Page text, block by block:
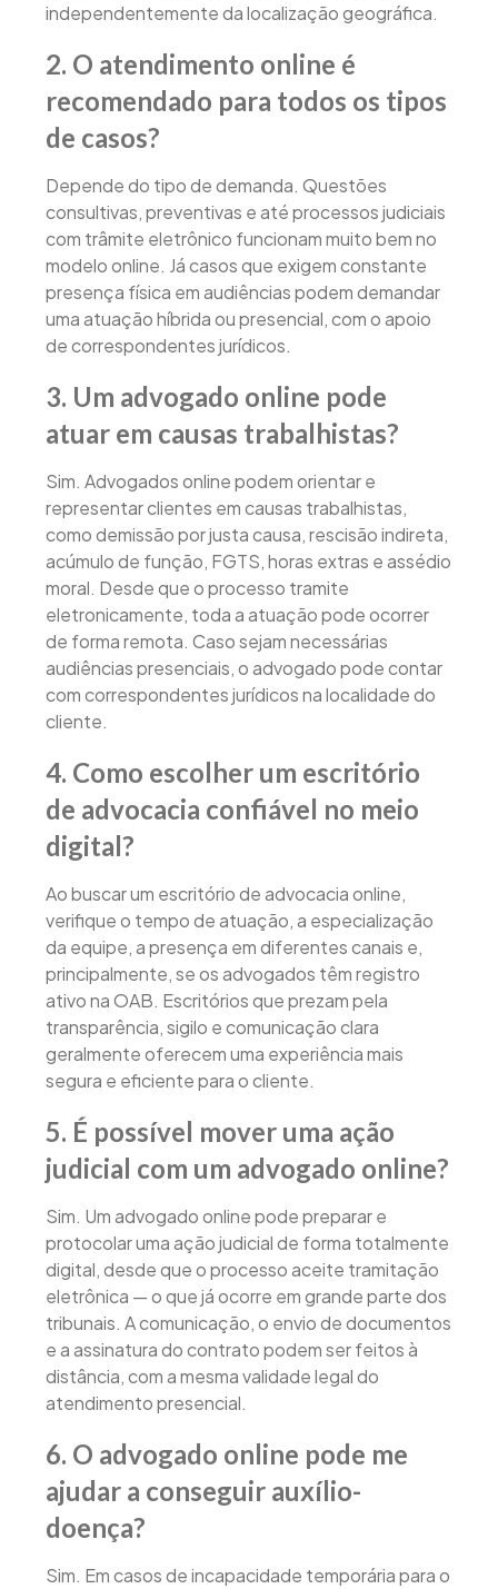
independentemente da localização geográfica.
2. O atendimento online é
recomendado para todos os tipos
de casos?
Depende do tipo de demanda. Questões
consultivas, preventivas e até processos judiciais
com trâmite eletrônico funcionam muito bem no
modelo online. Já casos que exigem constante
presença física em audiências podem demandar
uma atuação híbrida ou presencial, com o apoio
de correspondentes jurídicos.
3. Um advogado online pode
atuar em causas trabalhistas?
Sim. Advogados online podem orientar e
representar clientes em causas trabalhistas,
como demissão por justa causa, rescisão indireta,
acúmulo de função, FGTS, horas extras e assédio
moral. Desde que o processo tramite
eletronicamente, toda a atuação pode ocorrer
de forma remota. Caso sejam necessárias
audiências presenciais, o advogado pode contar
com correspondentes jurídicos na localidade do
cliente.
4. Como escolher um escritório
de advocacia confiável no meio
digital?
Ao buscar um escritório de advocacia online,
verifique o tempo de atuação, a especialização
da equipe, a presença em diferentes canais e,
principalmente, se os advogados têm registro
ativo na OAB. Escritórios que prezam pela
transparência, sigilo e comunicação clara
geralmente oferecem uma experiência mais
segura e eficiente para o cliente.
5. É possível mover uma ação
judicial com um advogado online?
Sim. Um advogado online pode preparar e
protocolar uma ação judicial de forma totalmente
digital, desde que o processo aceite tramitação
eletrônica — o que já ocorre em grande parte dos
tribunais. A comunicação, o envio de documentos
e a assinatura do contrato podem ser feitos à
distância, com a mesma validade legal do
atendimento presencial.
6. O advogado online pode me
ajudar a conseguir auxílio-
doença?
Sim. Em casos de incapacidade temporária para o